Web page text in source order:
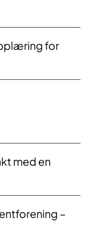
for
med en
–